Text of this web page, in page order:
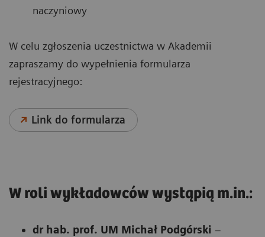
naczyniowy
W celu zgłoszenia uczestnictwa w Akademii
zapraszamy do wypełnienia formularza
rejestracyjnego:
Link do formularza
W roli wykładowców wystąpią m.in.:
dr hab. prof. UM Michał Podgórski –